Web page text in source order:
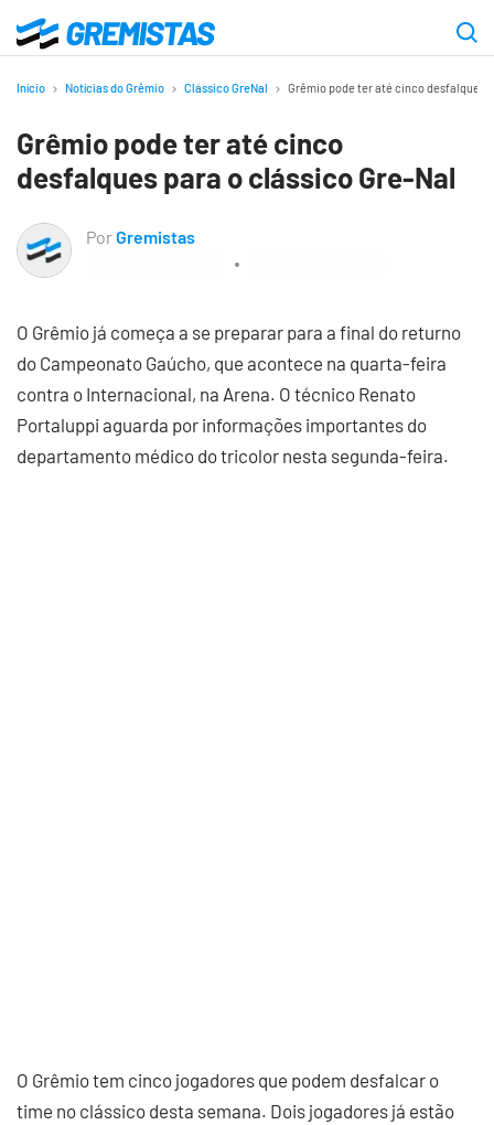
para
principal
Gremistas
Início Notícias do Grêmio Clássico GreNal Grêmio pode ter até cinco desfalques
Grêmio pode ter até cinco
desfalques para o clássico Gre-Nal
PorGremistas
O Grêmio já começa a se preparar para a final do returno
do Campeonato Gaúcho, que acontece na quarta-feira
contra o Internacional, na Arena. O técnico Renato
Portaluppi aguarda por informações importantes do
departamento médico do tricolor nesta segunda-feira.
O Grêmio tem cinco jogadores que podem desfalcar o
time no clássico desta semana. Dois jogadores já estão